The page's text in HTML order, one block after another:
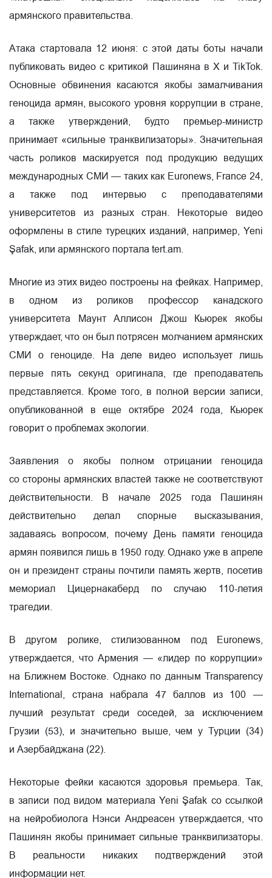
армянского правительства.
Атака стартовала 12 июня: с этой даты боты начали
публиковать видео с критикой Пашиняна в X и TikTok.
Основные обвинения касаются якобы замалчивания
геноцида армян, высокого уровня коррупции в стране,
а также утверждений, будто премьер-министр
принимает «сильные транквилизаторы». Значительная
часть роликов маскируется под продукцию ведущих
международных СМИ — таких как Euronews, France 24,
а также под интервью с преподавателями
университетов из разных стран. Некоторые видео
оформлены в стиле турецких изданий, например, Yeni
Şafak, или армянского портала tert.am.
Многие из этих видео построены на фейках. Например,
в одном из роликов профессор канадского
университета Маунт Аллисон Джош Кьюрек якобы
утверждает, что он был потрясен молчанием армянских
СМИ о геноциде. На деле видео использует лишь
первые пять секунд оригинала, где преподаватель
представляется. Кроме того, в полной версии записи,
опубликованной в еще октябре 2024 года, Кьюрек
говорит о проблемах экологии.
Заявления о якобы полном отрицании геноцида
со стороны армянских властей также не соответствуют
действительности. В начале 2025 года Пашинян
действительно делал спорные высказывания,
задаваясь вопросом, почему День памяти геноцида
армян появился лишь в 1950 году. Однако уже в апреле
он и президент страны почтили память жертв, посетив
мемориал Цицернакаберд по случаю 110-летия
трагедии.
В другом ролике, стилизованном под Euronews,
утверждается, что Армения — «лидер по коррупции»
на Ближнем Востоке. Однако по данным Transparency
International, страна набрала 47 баллов из 100 —
лучший результат среди соседей, за исключением
Грузии (53), и значительно выше, чем у Турции (34)
и Азербайджана (22).
Некоторые фейки касаются здоровья премьера. Так,
в записи под видом материала Yeni Şafak со ссылкой
на нейробиолога Нэнси Андреасен утверждается, что
Пашинян якобы принимает сильные транквилизаторы.
В реальности никаких подтверждений этой
информации нет.